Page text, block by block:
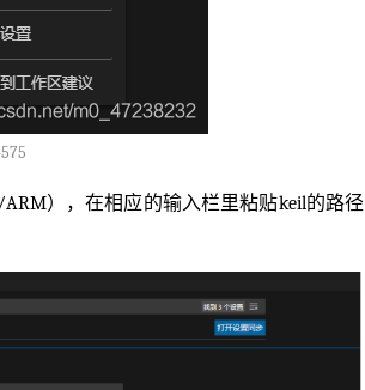
），在相应的输入栏里粘贴keil的路径